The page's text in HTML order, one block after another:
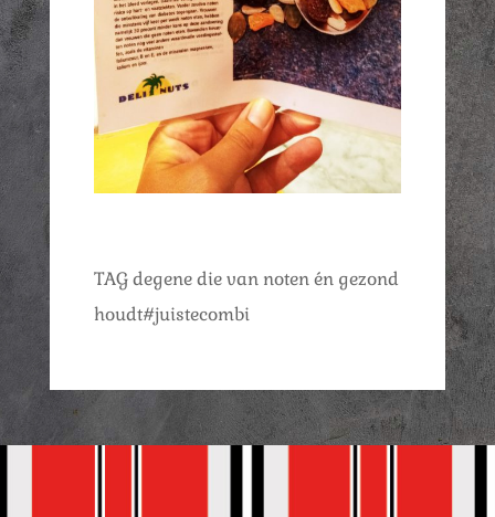
TAG degene die van noten én gezond
houdt#juistecombi